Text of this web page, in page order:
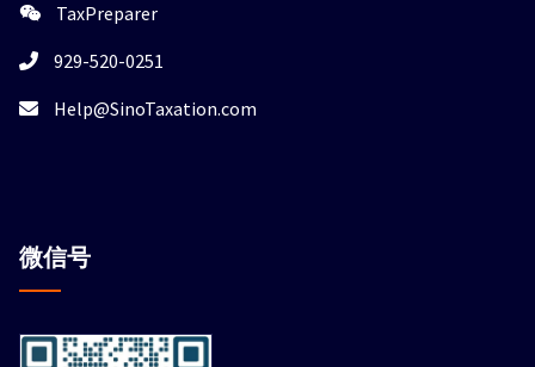
TaxPreparer
929-520-0251
Help@SinoTaxation.com
微信号